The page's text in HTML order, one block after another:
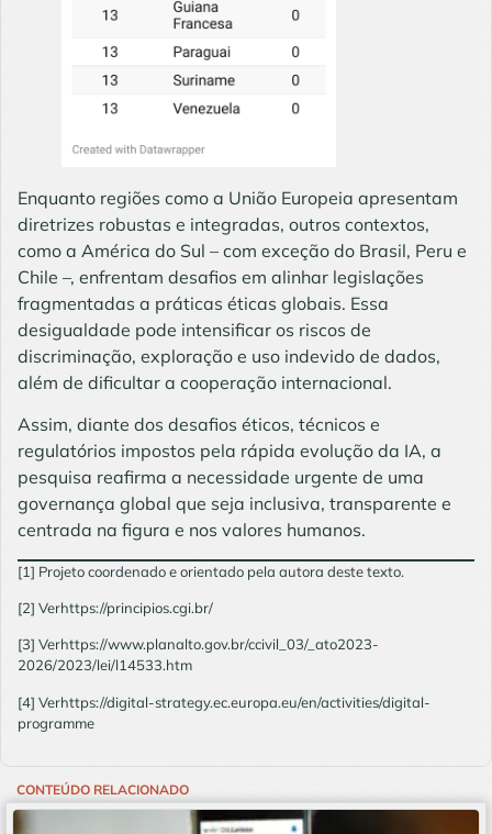
Enquanto regiões como a União Europeia apresentam
diretrizes robustas e integradas, outros contextos,
como a América do Sul – com exceção do Brasil, Peru e
Chile –, enfrentam desafios em alinhar legislações
fragmentadas a práticas éticas globais. Essa
desigualdade pode intensificar os riscos de
discriminação, exploração e uso indevido de dados,
além de dificultar a cooperação internacional.
Assim, diante dos desafios éticos, técnicos e
regulatórios impostos pela rápida evolução da IA, a
pesquisa reafirma a necessidade urgente de uma
governança global que seja inclusiva, transparente e
centrada na figura e nos valores humanos.
[1] Projeto coordenado e orientado pela autora deste texto.
[2] Verhttps://principios.cgi.br/
[3] Verhttps://www.planalto.gov.br/ccivil_03/_ato2023-
2026/2023/lei/l14533.htm
[4] Verhttps://digital-strategy.ec.europa.eu/en/activities/digital-
programme
CONTEÚDO RELACIONADO